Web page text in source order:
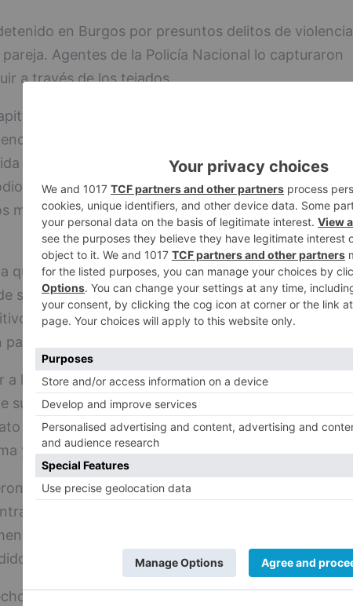
en Burgos por presuntos delitos de violencia
Agentes de la Policía Nacional lo capturaron
a través de los tejados.
durante la tarde del sábado 23 de mayo. La
de género se personaba a mediodía en la
Castilla y León. Ante los agentes, la víctima
de malos tratos físicos y psicológicos sufridos a
meses por parte del varón, -al que nunca antes
que el mismo individuo podría encontrarse en su
su voluntad. Ante el relato de la mujer, se
policial para garantizar su asistencia y
localizar y detener al presunto autor.
a los agentes, el hombre podría encontrarse en su
su voluntad, lo que llevó a la Policía Nacional a
un dispositivo de protección para garantizar la
y localizar al sospechoso.
al domicilio, situado en el casco histórico de
indicios recientes de la presencia del
inspeccionaron el tejado del edificio, al que el
trepando por una ventana.
fue localizado agazapado y escondido en la